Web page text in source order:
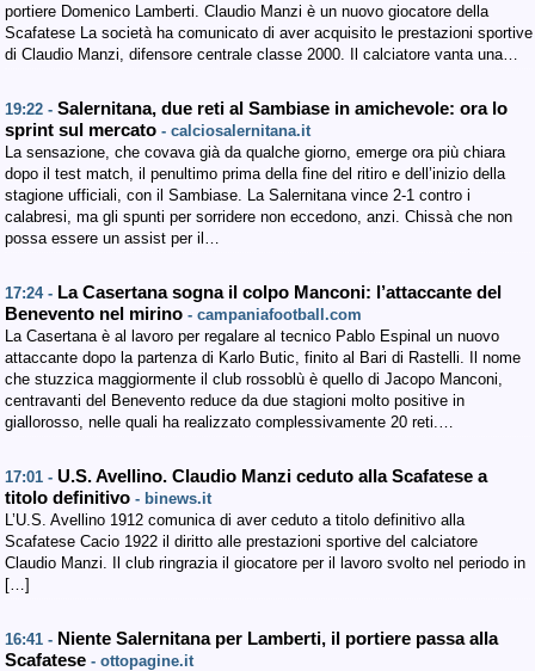
portiere Domenico Lamberti. Claudio Manzi è un nuovo giocatore della
Scafatese La società ha comunicato di aver acquisito le prestazioni sportive
di Claudio Manzi, difensore centrale classe 2000. Il calciatore vanta una…
19:22 - Salernitana, due reti al Sambiase in amichevole: ora lo
sprint sul mercato - calciosalernitana.it
La sensazione, che covava già da qualche giorno, emerge ora più chiara
dopo il test match, il penultimo prima della fine del ritiro e dell’inizio della
stagione ufficiali, con il Sambiase. La Salernitana vince 2-1 contro i
calabresi, ma gli spunti per sorridere non eccedono, anzi. Chissà che non
possa essere un assist per il…
17:24 - La Casertana sogna il colpo Manconi: l’attaccante del
Benevento nel mirino - campaniafootball.com
La Casertana è al lavoro per regalare al tecnico Pablo Espinal un nuovo
attaccante dopo la partenza di Karlo Butic, finito al Bari di Rastelli. Il nome
che stuzzica maggiormente il club rossoblù è quello di Jacopo Manconi,
centravanti del Benevento reduce da due stagioni molto positive in
giallorosso, nelle quali ha realizzato complessivamente 20 reti.…
17:01 - U.S. Avellino. Claudio Manzi ceduto alla Scafatese a
titolo definitivo - binews.it
L’U.S. Avellino 1912 comunica di aver ceduto a titolo definitivo alla
Scafatese Cacio 1922 il diritto alle prestazioni sportive del calciatore
Claudio Manzi. Il club ringrazia il giocatore per il lavoro svolto nel periodo in
[…]
16:41 - Niente Salernitana per Lamberti, il portiere passa alla
Scafatese - ottopagine.it